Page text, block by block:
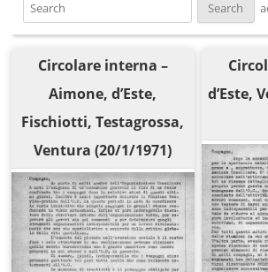
Circolare interna –
Aimone, d’Este,
Fischiotti, Testagrossa,
Ventura (20/1/1971)
d’Este,